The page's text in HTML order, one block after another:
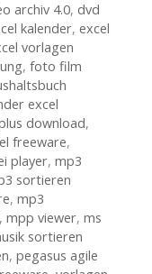
archiv 4.0, dvd
kalender, excel
vorlagen
, foto film
excel
download,
freeware,
player, mp3
sortieren
, mp3
, mpp viewer, ms
sortieren
, pegasus agile